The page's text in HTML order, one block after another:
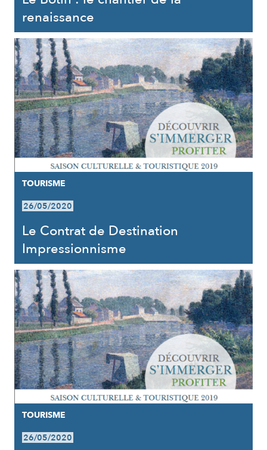
renaissance
TOURISME
26/05/2020
Le Contrat de Destination
Impressionnisme
TOURISME
26/05/2020